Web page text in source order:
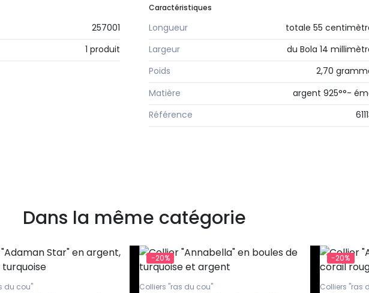
257001
1 produit
Caractéristiques
Longueur
totale 55
Largeur
du Bola 14
Poids
2,70
Matière
argent 925°°-
Référence
Dans la même catégorie
du cou"
-20%
Colliers "ras du cou"
-20%
Colliers "ras